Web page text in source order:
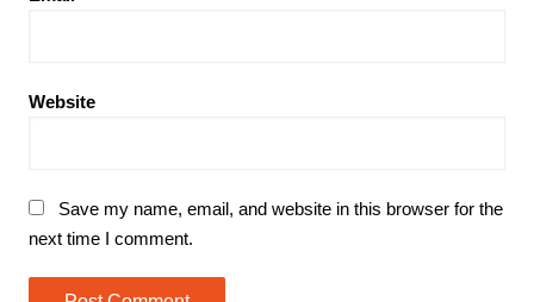
Website
Save my name, email, and website in this browser for the
next time I comment.